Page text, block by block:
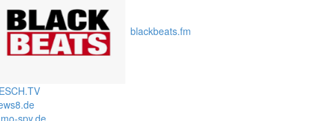
blackbeats.fm
spy.de